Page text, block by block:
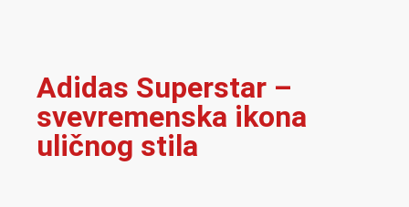
Adidas Superstar –
svevremenska ikona
uličnog stila